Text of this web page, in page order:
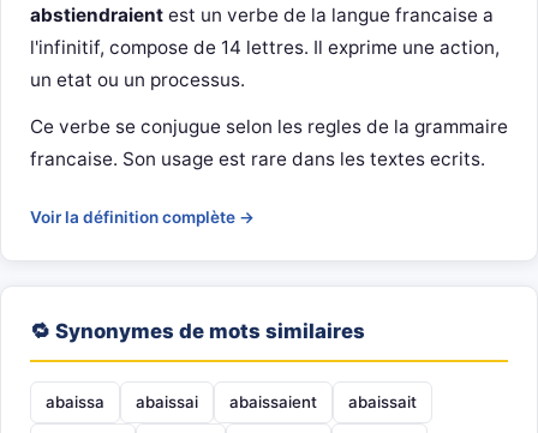
abstiendraient est un verbe de la langue francaise a
l'infinitif, compose de 14 lettres. Il exprime une action,
un etat ou un processus.
Ce verbe se conjugue selon les regles de la grammaire
francaise. Son usage est rare dans les textes ecrits.
Voir la définition complète →
🔁 Synonymes de mots similaires
abaissa abaissai abaissaient abaissait